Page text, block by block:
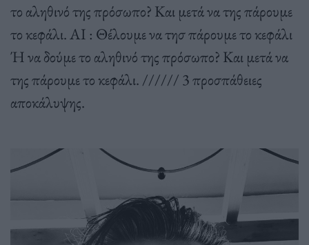
το αληθινό της πρόσωπο? Και μετά να της πάρουμε
το κεφάλι. AI : Θέλουμε να τησ πάρουμε το κεφάλι
Ή να δούμε το αληθινό της πρόσωπο? Και μετά να
της πάρουμε το κεφάλι. ////// 3 προσπάθειες
αποκάλυψης.